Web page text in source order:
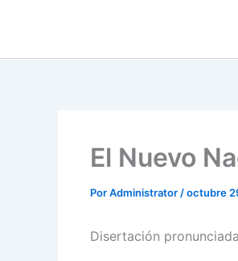
El Nuevo
PorAdministrator /octubre
Disertación